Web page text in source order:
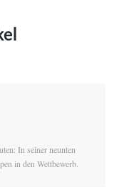
In seiner neunten
in den Wettbewerb.